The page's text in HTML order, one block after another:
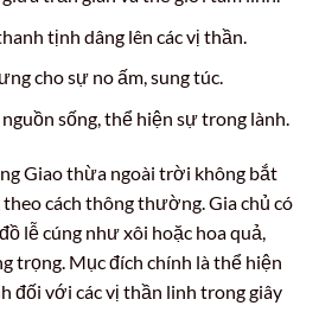
tịnh dâng lên các vị thần.
cho sự no ấm, sung túc.
sống, thể hiện sự trong lành.
Giao thừa ngoài trời không bắt
cách thông thường. Gia chủ có
lễ cúng như xôi hoặc hoa quả,
trọng. Mục đích chính là thể hiện
đối với các vị thần linh trong giây